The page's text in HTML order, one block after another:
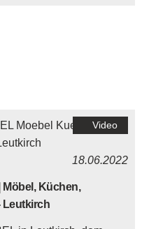
Video
18.06.2022
Möbel, Küchen,
Leutkirch